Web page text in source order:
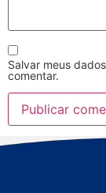
Salvar meus
comentar.